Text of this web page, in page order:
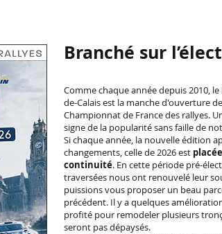
Branché sur
Comme chaque année depuis 2010, le
de-Calais est la manche d'ouverture
Championnat de France des rallyes.
signe de la popularité sans faille de
Si chaque année, la nouvelle édition
changements, celle de 2026 est
continuité. En cette période pré-
traversées nous ont renouvelé leur
puissions vous proposer un beau
précédent. Il y a quelques
profité pour remodeler plusieurs
seront pas dépaysés.